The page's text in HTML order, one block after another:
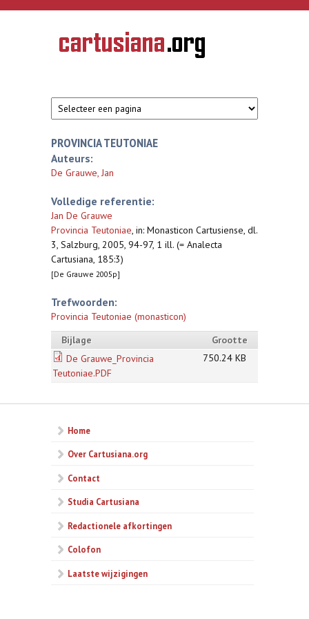
Overslaan en naar de inhoud gaan
CARTUSIANA
Geschiedenis
van de
PROVINCIA TEUTONIAE
Auteurs:
De Grauwe, Jan
Volledige referentie:
Jan De Grauwe
Provincia Teutoniae, in: Monasticon Cartusiense, dl.
3, Salzburg, 2005, 94-97, 1 ill. (= Analecta
Cartusiana, 185:3)
[De Grauwe 2005p]
Trefwoorden:
Provincia Teutoniae (monasticon)
Bijlage
Grootte
De Grauwe_Provincia
Teutoniae.PDF
750.24 KB
Home
Over Cartusiana.org
Contact
Studia Cartusiana
Redactionele afkortingen
Colofon
Laatste wijzigingen